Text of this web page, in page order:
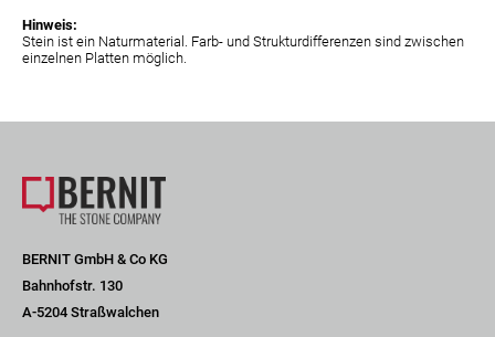
Hinweis:
Stein ist ein Naturmaterial. Farb- und Strukturdifferenzen sind zwischen
einzelnen Platten möglich.
BERNIT GmbH & Co KG
Bahnhofstr. 130
A-5204 Straßwalchen